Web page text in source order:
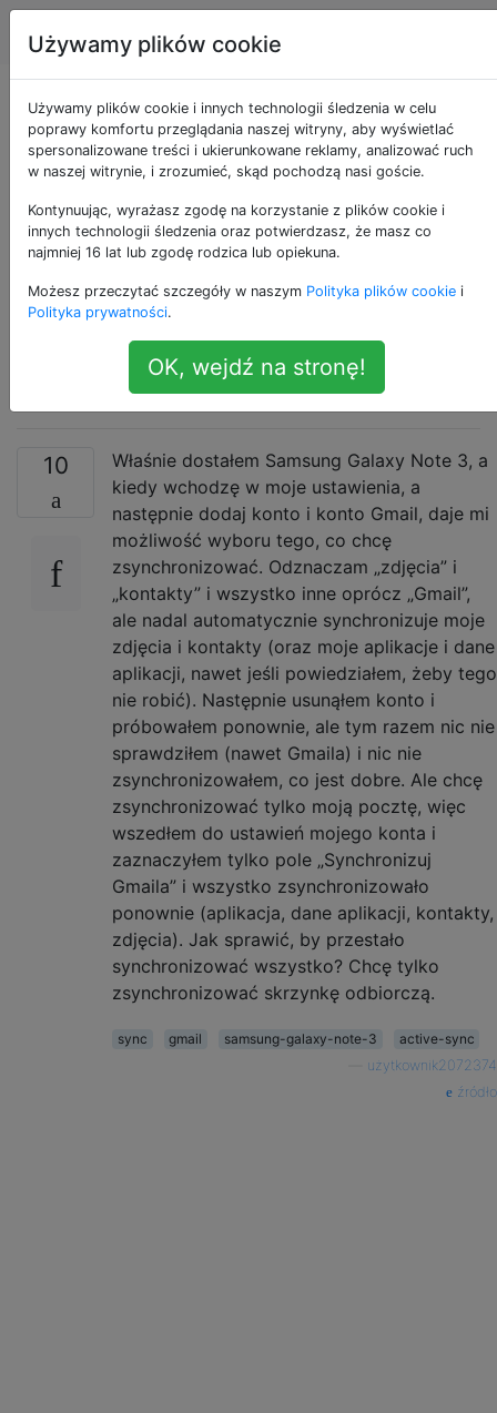
Android Tagi
Jak uniemożliwić
systemowi Android
automatyczne
synchronizowanie
kontaktów i zdjęć
Gmaila itp
10
Właśnie dostałem Samsung Galaxy Note 3, a
kiedy wchodzę w moje ustawienia, a
następnie dodaj konto i konto Gmail, daje mi
możliwość wyboru tego, co chcę
zsynchronizować. Odznaczam „zdjęcia” i
„kontakty” i wszystko inne oprócz „Gmail”,
ale nadal automatycznie synchronizuje moje
zdjęcia i kontakty (oraz moje aplikacje i dane
aplikacji, nawet jeśli powiedziałem, żeby tego
nie robić). Następnie usunąłem konto i
próbowałem ponownie, ale tym razem nic nie
sprawdziłem (nawet Gmaila) i nic nie
zsynchronizowałem, co jest dobre. Ale chcę
zsynchronizować tylko moją pocztę, więc
wszedłem do ustawień mojego konta i
zaznaczyłem tylko pole „Synchronizuj
Gmaila” i wszystko zsynchronizowało
ponownie (aplikacja, dane aplikacji, kontakty,
zdjęcia). Jak sprawić, by przestało
synchronizować wszystko? Chcę tylko
zsynchronizować skrzynkę odbiorczą.
sync gmail samsung-galaxy-note-3
active-sync
użytkownik2072374
źródło
Używamy plików cookie
Używamy plików cookie i innych technologii śledzenia w celu
poprawy komfortu przeglądania naszej witryny, aby wyświetlać
spersonalizowane treści i ukierunkowane reklamy, analizować ruch
w naszej witrynie, i zrozumieć, skąd pochodzą nasi goście.
Kontynuując, wyrażasz zgodę na korzystanie z plików cookie i
innych technologii śledzenia oraz potwierdzasz, że masz co
najmniej 16 lat lub zgodę rodzica lub opiekuna.
Możesz przeczytać szczegóły w naszym Polityka plików cookie i
Polityka prywatności.
OK, wejdź na stronę!